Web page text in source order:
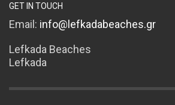
GET IN TOUCH
Email: info@lefkadabeaches.gr
Lefkada Beaches
Lefkada